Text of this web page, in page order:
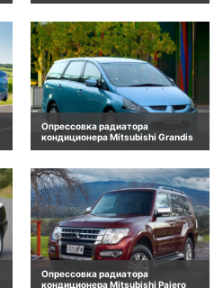
Опрессовка радиатора
кондиционера Mitsubishi Grandis
Опрессовка радиатора
кондиционера Mitsubishi Pajero